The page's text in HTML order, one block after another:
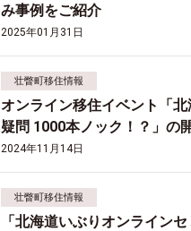
み事例をご紹介
2025年01月31日
壮瞥町移住情報
オンライン移住イベント「
疑問 1000本ノック！？」の
2024年11月14日
壮瞥町移住情報
「北海道いぶりオンライン